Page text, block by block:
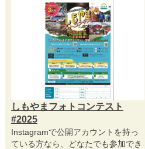
しもやまフォトコンテスト
#2025
Instagramで公開アカウントを持っ
ている方なら、どなたでも参加でき